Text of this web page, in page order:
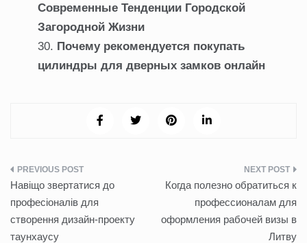
Современные Тенденции Городской
Загородной Жизни
Почему рекомендуется покупать
цилиндры для дверных замков онлайн
Навигация
по
записям
Навіщо звертатися до
професіоналів для
створення дизайн-проекту
таунхаусу
Когда полезно обратиться к
профессионалам для
оформления рабочей визы в
Литву